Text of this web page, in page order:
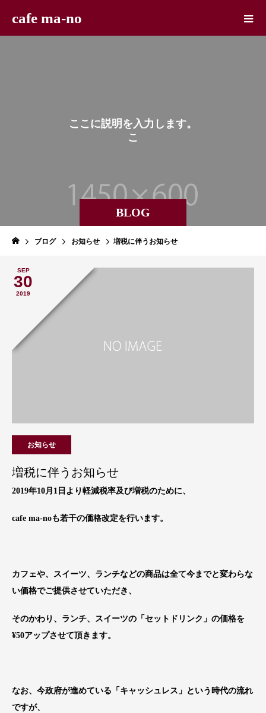
cafe ma-no
BLOG
こ こに説明 を入力 し ます。
こに
ブログ お知らせ 増税に伴うお知らせ
SEP
30
2019
お知らせ
増税に伴うお知らせ
2019年10月1日より軽減税率及び増税のために、
cafe ma-noも若干の価格改定を行います。
カフェや、スイーツ、ランチなどの商品は全て今までと変わらな
い価格でご提供させていただき、
そのかわり、ランチ、スイーツの「セットドリンク」の価格を
¥50アップさせて頂きます。
なお、今政府が進めている「キャッシュレス」という時代の流れ
ですが、